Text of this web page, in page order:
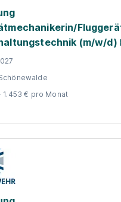
(m/w/d)
1.453 € pro Monat